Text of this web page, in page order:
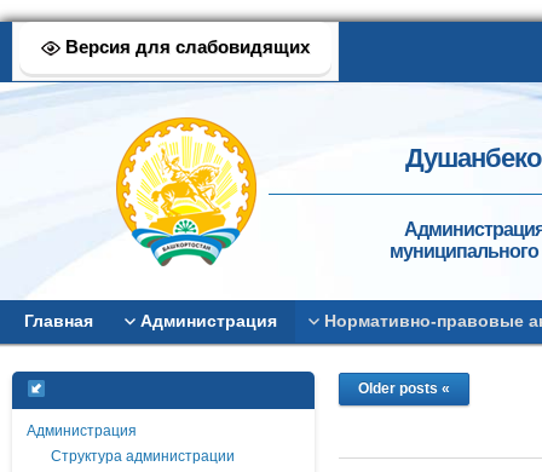
Версия для слабовидящих
муниципального
Главная Администрация Нормативно-правовые
Администрация
Структура администрации
Older posts «